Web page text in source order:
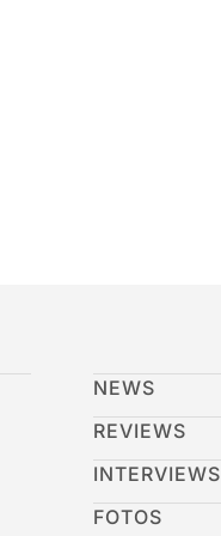
NEWS
REVIEWS
INTERVIEWS
FOTOS